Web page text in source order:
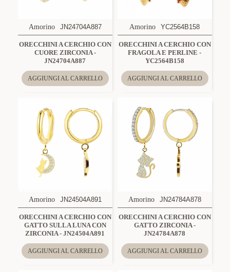
Amorino JN24704A887
ORECCHINI A CERCHIO CON
CUORE ZIRCONIA -
JN24704A887
AGGIUNGI AL CARRELLO
Amorino YC2564B158
ORECCHINI A CERCHIO CON
FRAGOLA E PERLINE -
YC2564B158
AGGIUNGI AL CARRELLO
Amorino JN24504A891
ORECCHINI A CERCHIO CON
GATTO SULLA LUNA CON
ZIRCONIA - JN24504A891
AGGIUNGI AL CARRELLO
Amorino JN24784A878
ORECCHINI A CERCHIO CON
GATTO ZIRCONIA -
JN24784A878
AGGIUNGI AL CARRELLO